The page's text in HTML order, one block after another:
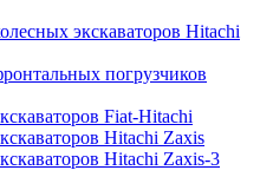
экскаваторов Hitachi
погрузчиков
Fiat-Hitachi
Hitachi Zaxis
Hitachi Zaxis-3